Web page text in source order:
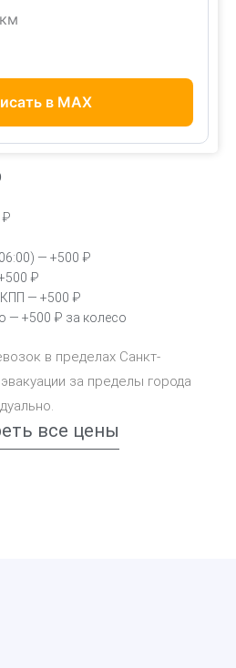
в MAX
₽
— +500 ₽
₽
— +500 ₽
— +500 ₽ за колесо
в пределах Санкт-
за пределы города
все цены